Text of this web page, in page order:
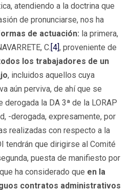
atendiendo a la doctrina que
de pronunciarse, nos ha
de actuación: la primera,
C.[4], proveniente de
los trabajadores de un
, incluidos aquellos cuya
aún perviva, de ahí que se
la DA 3ª de la LORAP
-derogada, expresamente, por
realizadas con respecto a la
tendrán que dirigirse al Comité
puesta de manifiesto por
ha considerado que en la
contratos administrativos